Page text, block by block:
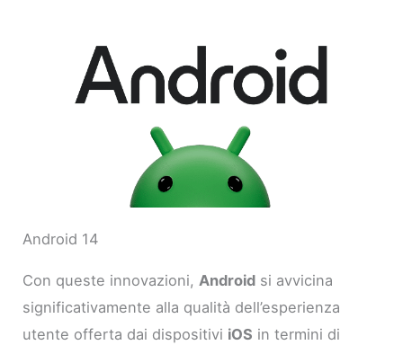
Android 14
Con queste innovazioni,Android si avvicina
significativamente alla qualità dell’esperienza
utente offerta dai dispositivi iOS in termini di